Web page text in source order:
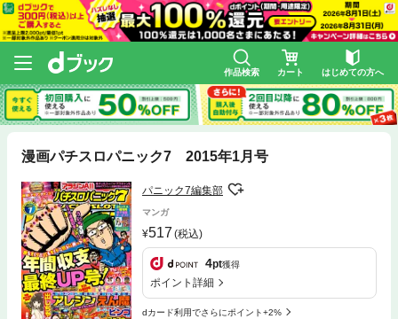
作品検索 カート はじめての方へ
漫画パチスロパニック7 2015年1月号
パニック7編集部
マンガ
517 (税込)
4pt獲得
ポイント詳細
dカード利用でさらにポイント+2%